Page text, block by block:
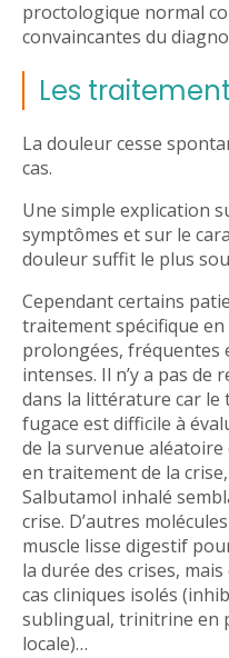
proctologique normal
convaincantes du
Les
La douleur cesse
cas.
Une simple explication
symptômes et sur le
douleur suffit le plus
Cependant certains
traitement spécifique
prolongées,
intenses. Il n’y a pas de
dans la littérature car le
fugace est difficile à
de la survenue
en traitement de la
Salbutamol inhalé
crise. D’autres
muscle lisse digestif
la durée des crises,
cas cliniques isolés
sublingual, trinitrine en
locale)…